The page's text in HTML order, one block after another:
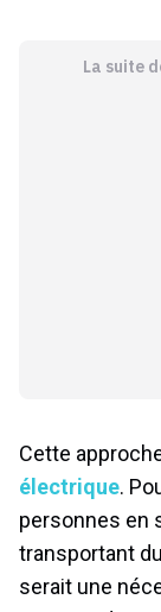
La suite
Cette
électrique.
personnes en
transportant
serait une